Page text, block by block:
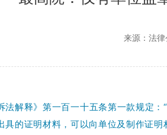
来源：法律
法解释》第一百一十五条第一款规定：“
具的证明材料，可以向单位及制作证